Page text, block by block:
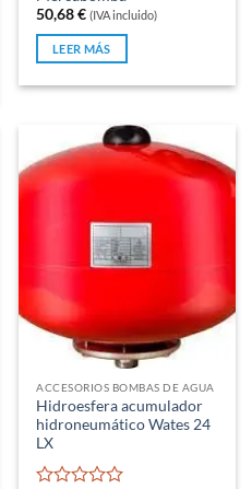
con
0
de
5
50,68€ (IVA incluido)
LEER MÁS
ACCESORIOS BOMBAS DE AGUA
Hidroesfera acumulador
hidroneumático Wates 24
LX